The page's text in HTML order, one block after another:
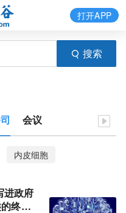
搜索
打开APP
会议
内皮细胞
干细胞
衰老
进政府
终极